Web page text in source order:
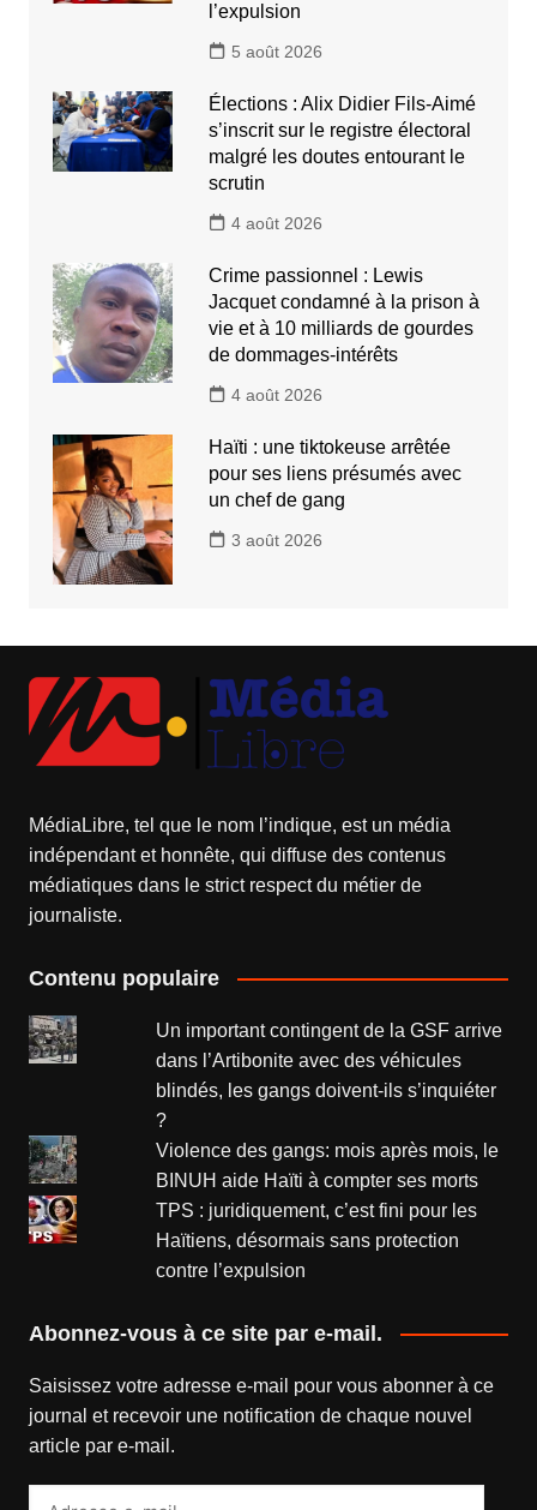
l’expulsion
5 août 2026
Élections : Alix Didier Fils-Aimé
s’inscrit sur le registre électoral
malgré les doutes entourant le
scrutin
4 août 2026
Crime passionnel : Lewis
Jacquet condamné à la prison à
vie et à 10 milliards de gourdes
de dommages-intérêts
4 août 2026
Haïti : une tiktokeuse arrêtée
pour ses liens présumés avec
un chef de gang
3 août 2026
MédiaLibre, tel que le nom l’indique, est un média
indépendant et honnête, qui diffuse des contenus
médiatiques dans le strict respect du métier de
journaliste.
Contenu populaire
Un important contingent de la GSF arrive
dans l’Artibonite avec des véhicules
blindés, les gangs doivent-ils s’inquiéter
?
Violence des gangs: mois après mois, le
BINUH aide Haïti à compter ses morts
TPS : juridiquement, c’est fini pour les
Haïtiens, désormais sans protection
contre l’expulsion
Abonnez-vous à ce site par e-mail.
Saisissez votre adresse e-mail pour vous abonner à ce
journal et recevoir une notification de chaque nouvel
article par e-mail.